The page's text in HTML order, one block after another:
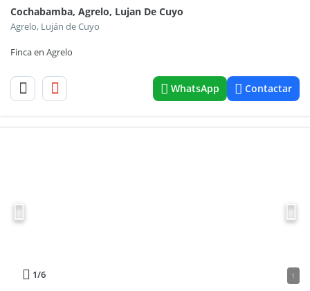
Cochabamba, Agrelo, Lujan De Cuyo
Agrelo, Luján de Cuyo
Finca en Agrelo
WhatsApp Contactar
1/6 1